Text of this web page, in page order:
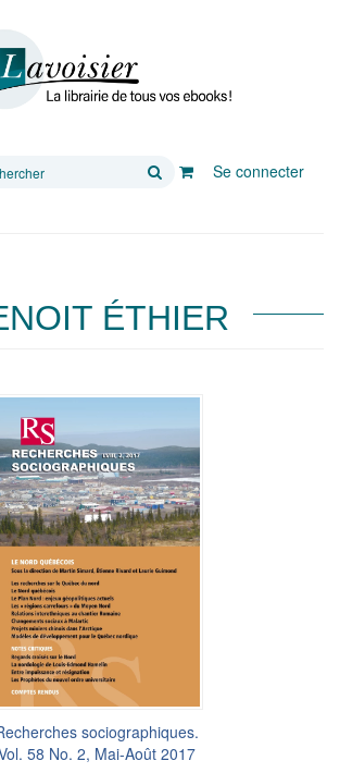
Rechercher
Se connecter
ÉTHIER
sociographiques.
58 No. 2, Mai-Août 2017